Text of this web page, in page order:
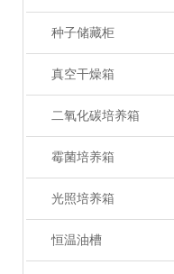
种子储藏柜
真空干燥箱
二氧化碳培养箱
霉菌培养箱
光照培养箱
恒温油槽